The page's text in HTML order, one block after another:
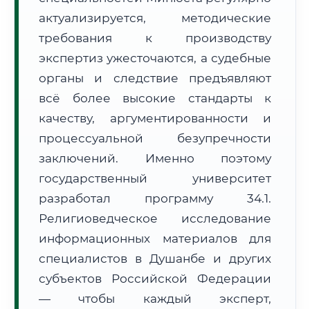
Расчет логистики оригиналов:
• Экспресс-доставка СДЭК / Почтой:
3–5 рабочих дней
🔍 Нажмите на документ для увеличения и просмотра
актуализируется, методические
требования к производству
экспертиз ужесточаются, а судебные
органы и следствие предъявляют
всё более высокие стандарты к
качеству, аргументированности и
процессуальной безупречности
заключений. Именно поэтому
государственный университет
разработал программу 34.1.
Религиоведческое исследование
информационных материалов для
специалистов в Душанбе и других
субъектов Российской Федерации
— чтобы каждый эксперт,